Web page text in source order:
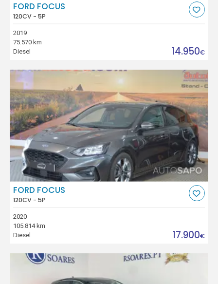
FORD FOCUS
120CV - 5P
2019
75.570 km
Diesel
14.950€
FORD FOCUS
120CV - 5P
2020
105.814 km
Diesel
17.900€